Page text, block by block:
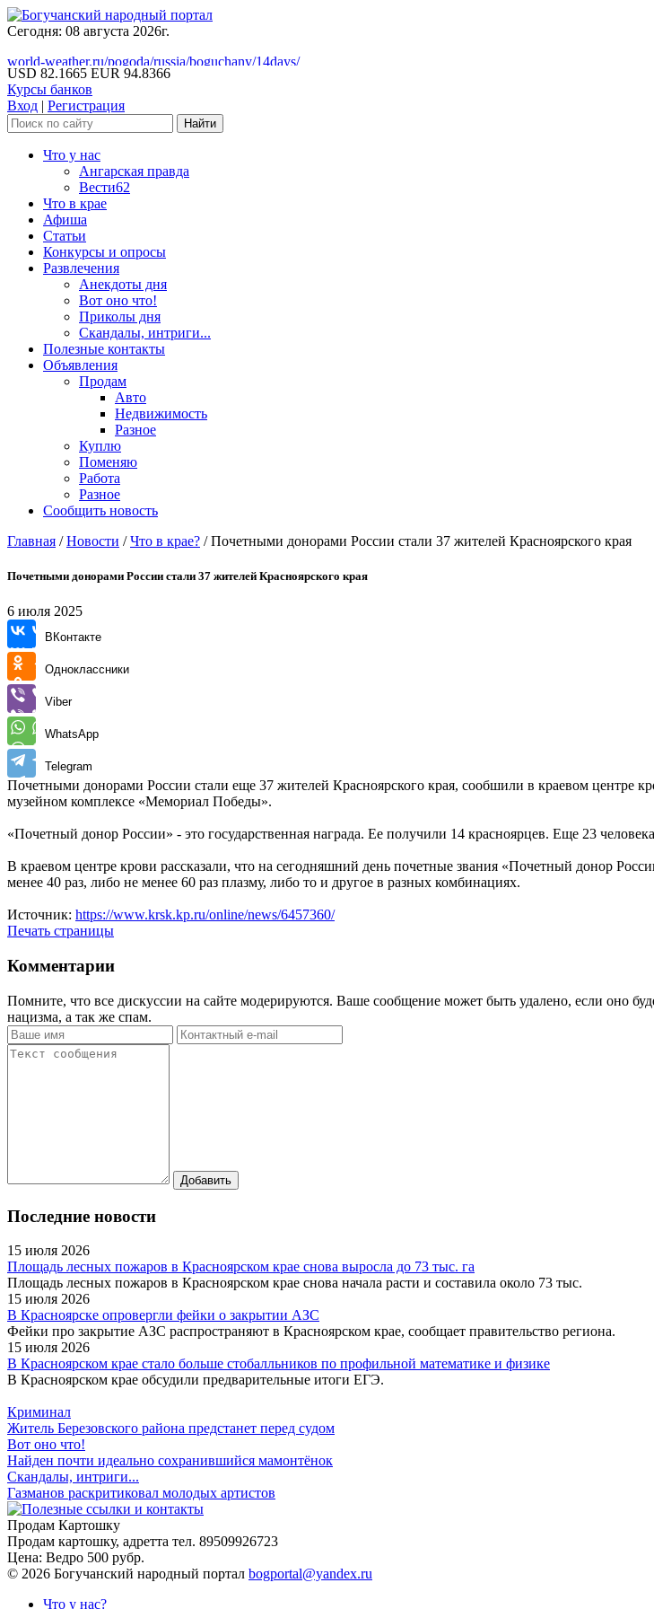
Сегодня: 08 августа 2026г.
world-weather.ru/pogoda/russia/boguchany/14days/
USD 82.1665 EUR 94.8366
Курсы банков
Вход | Регистрация
Что у нас
Ангарская правда
Вести62
Что в крае
Афиша
Статьи
Конкурсы и опросы
Развлечения
Анекдоты дня
Вот оно что!
Приколы дня
Скандалы, интриги...
Полезные контакты
Объявления
Продам
Авто
Недвижимость
Разное
Куплю
Поменяю
Работа
Разное
Сообщить новость
Главная /Новости /Что в крае? /Почетными донорами России стали 37 жителей Красноярского края
Почетными донорами России стали 37 жителей Красноярского края
6 июля 2025
ВКонтакте
Одноклассники
Viber
WhatsApp
Telegram
Почетными донорами России стали еще 37 жителей Красноярского края, сообшили в краевом центре
музейном комплексе «Мемориал Победы».
«Почетный донор России» - это государственная награда. Ее получили 14 красноярцев. Еще 23
В краевом центре крови рассказали, что на сегодняшний день почетные звания «Почетный донор
менее 40 раз, либо не менее 60 раз плазму, либо то и другое в разных комбинациях.
Источник: https://www.krsk.kp.ru/online/news/6457360/
Печать страницы
Комментарии
Помните, что все дискуссии на сайте модерируются. Ваше сообщение может быть удалено, если оно
нацизма, а так же спам.
Последние новости
15 июля 2026
Площадь лесных пожаров в Красноярском крае снова выросла до 73 тыс. га
Площадь лесных пожаров в Красноярском крае снова начала расти и составила около 73 тыс.
15 июля 2026
В Красноярске опровергли фейки о закрытии АЗС
Фейки про закрытие АЗС распространяют в Красноярском крае, сообщает правительство региона.
15 июля 2026
В Красноярском крае стало больше стобалльников по профильной математике и физике
В Красноярском крае обсудили предварительные итоги ЕГЭ.
Криминал
Житель Березовского района предстанет перед судом
Вот оно что!
Найден почти идеально сохранившийся мамонтёнок
Скандалы, интриги...
Газманов раскритиковал молодых артистов
Продам Картошку
Продам картошку, адретта тел. 89509926723
Цена: Ведро 500 рубр.
© 2026 Богучанский народный портал bogportal@yandex.ru
Что у нас?